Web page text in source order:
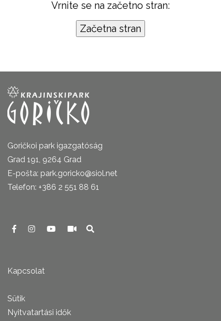
Vrnite se na začetno stran:
Goričkoi park igazgatóság
Grad 191, 9264 Grad
E-pošta: park.goricko@siol.net
Telefon: +386 2 551 88 61
Kapcsolat
Sütik
Nyitvatartási idők